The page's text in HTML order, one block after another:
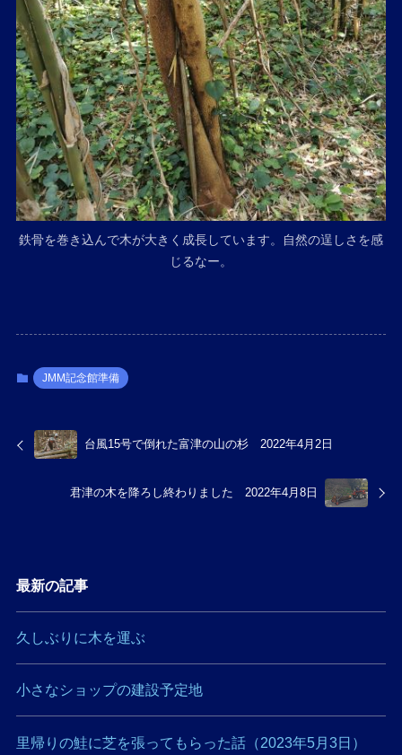
鉄骨を巻き込んで木が大きく成長しています。自然の逞しさを感
じるなー。
JMM記念館準備
台風15号で倒れた富津の山の杉 2022年4月2日
君津の木を降ろし終わりました 2022年4月8日
最新の記事
久しぶりに木を運ぶ
小さなショップの建設予定地
里帰りの鮭に芝を張ってもらった話（2023年5月3日）